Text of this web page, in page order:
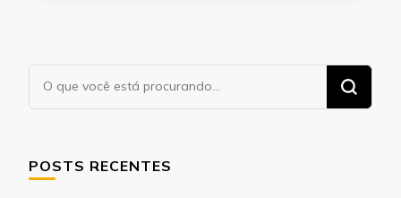
Procurando
algo?
POSTS RECENTES